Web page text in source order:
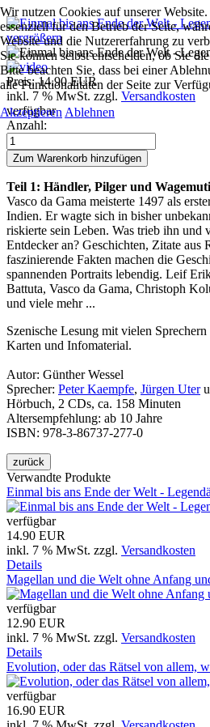
vergrößern
Preis:14.90 EUR
inkl. 7 % MwSt. zzgl. Versandkosten
verfügbar
Anzahl:
Teil 1: Händler, Pilger und
Vasco da Gama meisterte 1497 als
Indien. Er wagte sich in bisher
riskierte sein Leben. Was trieb ihn und
Entdecker an? Geschichten, Zitate aus
faszinierende Fakten machen die
spannenden Portraits lebendig. Leif
Battuta, Vasco da Gama, Christoph
und viele mehr ...
Szenische Lesung mit vielen
Karten und Infomaterial.
Autor: Günther Wessel
Sprecher: Peter Kaempfe, Jürgen Uter
Hörbuch, 2 CDs, ca. 158 Minuten
Altersempfehlung: ab 10 Jahre
ISBN: 978-3-86737-277-0
Verwandte Produkte
Einmal bis ans Ende der Welt -
verfügbar
14.90 EUR
inkl. 7 % MwSt. zzgl. Versandkosten
Details
Magellan und die Welt ohne Anfang
verfügbar
12.90 EUR
inkl. 7 % MwSt. zzgl. Versandkosten
Details
Evolution, oder das Rätsel von allem,
verfügbar
16.90 EUR
Wir nutzen Cookies auf unserer
essenziell für den Betrieb der Seite,
Website und die Nutzererfahrung zu
Sie können selbst entscheiden, ob Sie
Bitte beachten Sie, dass bei einer
alle Funktionalitäten der Seite zur
Akzeptieren Ablehnen